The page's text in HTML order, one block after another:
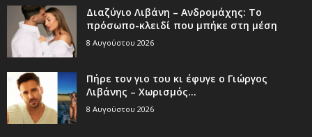
Διαζύγιο Λιβάνη – Ανδρομάχης: Το
πρόσωπο-κλειδί που μπήκε στη μέση
8 Αυγούστου 2026
Πήρε τον γιο του κι έφυγε ο Γιώργος
Λιβάνης – Χωρισμός...
8 Αυγούστου 2026